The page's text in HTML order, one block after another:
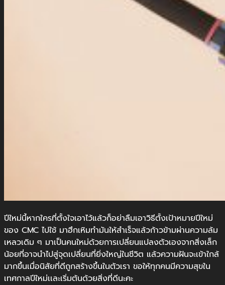
ปีใหม่นี้หากใครที่ตั้งใจเอาไว้แล้วก็อย่าลืมเอาวิธีตั้งเป้าหมายปีใหม่
ของ CMC ไปใช้ มาฮึกเหิมทำมันให้สำเร็จแล้วก้าวข้ามผ่านความล้ม
เหลวเดิม ๆ มาเป็นคนใหม่ด้วยการเปลี่ยนแปลงตัวเองจากสิ่งเล็ก
น้อยที่อาจนำไปสู่จุดเปลี่ยนที่ยิ่งใหญ่ในชีวิต แล้วความฝันจะเข้าใกล้
มากขึ้นเมื่อนิสัยที่ดีถูกสร้างขึ้นในตัวเรา ขอให้ทุกคนมีความสุขใน
เทศกาลปีใหม่เเละเริ่มต้นด้วยสิ่งที่ดีนะคะ